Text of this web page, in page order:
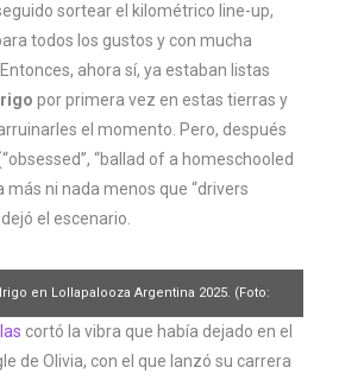
sortear el kilométrico line-up,
todos los gustos y con mucha
ahora sí, ya estaban listas
por primera vez en estas tierras y
el momento. Pero, después
“ballad of a homeschooled
más ni nada menos que “drivers
el escenario.
en Lollapalooza Argentina 2025. (Foto:
cortó la vibra que había dejado en el
de Olivia, con el que lanzó su carrera